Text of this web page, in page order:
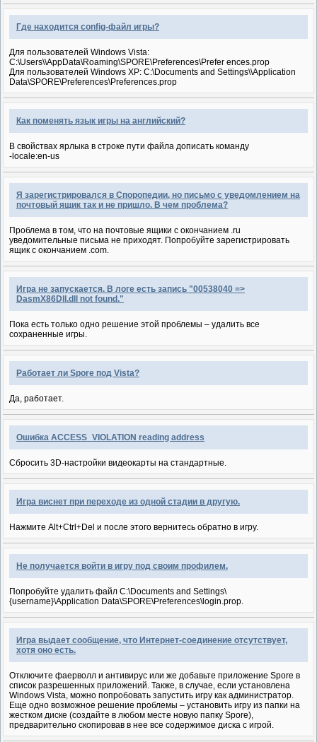
Где находится config-файл игры?
Для пользователей Windows Vista:
C:\Users\\AppData\Roaming\SPORE\Preferences\Prefer ences.prop
Для пользователей Windows XP: C:\Documents and Settings\\Application
Data\SPORE\Preferences\Preferences.prop
Как поменять язык игры на английский?
В свойствах ярлыка в строке пути файла дописать команду
-locale:en-us
Я зарегистрировался в Споропедии, но письмо с уведомлением на
почтовый ящик так и не пришло. В чем проблема?
Проблема в том, что на почтовые ящики с окончанием .ru
уведомительные письма не приходят. Попробуйте зарегистрировать
ящик с окончанием .com.
Игра не запускается. В логе есть запись "00538040 =>
DasmX86Dll.dll not found."
Пока есть только одно решение этой проблемы – удалить все
сохраненные игры.
Работает ли Spore под Vista?
Да, работает.
Ошибка ACCESS_VIOLATION reading address
Сбросить 3D-настройки видеокарты на стандартные.
Игра виснет при переходе из одной стадии в другую.
Нажмите Alt+Ctrl+Del и после этого вернитесь обратно в игру.
Не получается войти в игру под своим профилем.
Попробуйте удалить файл C:\Documents and Settings\
{username}\Application Data\SPORE\Preferences\login.prop.
Игра выдает сообщение, что Интернет-соединение отсутствует,
хотя оно есть.
Отключите фаерволл и антивирус или же добавьте приложение Spore в
список разрешенных приложений. Также, в случае, если установлена
Windows Vista, можно попробовать запустить игру как администратор.
Еще одно возможное решение проблемы – установить игру из папки на
жестком диске (создайте в любом месте новую папку Spore),
предварительно скопировав в нее все содержимое диска с игрой.